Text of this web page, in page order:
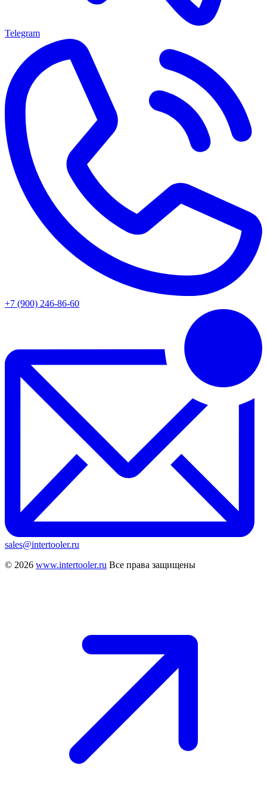
Telegram
+7 (900) 246-86-60
sales@intertooler.ru
© 2026 www.intertooler.ru Все права защищены